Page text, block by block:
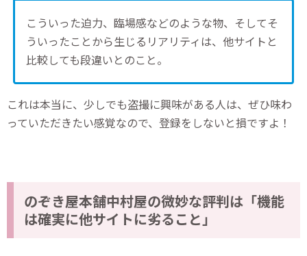
こういった迫力、臨場感などのような物、そしてそ
ういったことから生じるリアリティは、他サイトと
比較しても段違いとのこと。
これは本当に、少しでも盗撮に興味がある人は、ぜひ味わ
っていただきたい感覚なので、登録をしないと損ですよ！
のぞき屋本舗中村屋の微妙な評判は「機能
は確実に他サイトに劣ること」